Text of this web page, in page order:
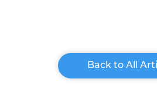
Back to All